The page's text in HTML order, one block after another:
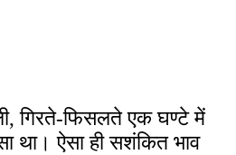
गिरते-फिसलते एक घण्टे में
था। ऐसा ही सशंकित भाव